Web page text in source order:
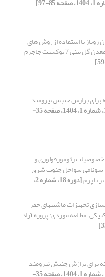
روباز با استفاده از روش ‌های
7 بوکسیت جاجرم
برازش جنبش نیرومند
[دوره 18، شماره 1، 1404، صفحه 35-
خصوصیات ژئومورفولوژی و
سواحل جنوب شرق
تا پزم [دوره 18، شماره 2،
بررسی شیوه راهبری و بهسازی تجهیزات ماشین‎های حفر
برای برازش جنبش نیرومند
[دوره 18، شماره 1، 1404، صفحه 35-